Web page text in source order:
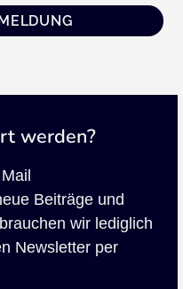
werden?
Beiträge und
wir lediglich
Newsletter per